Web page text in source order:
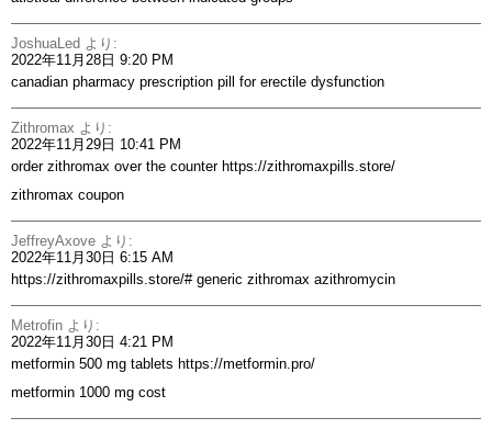
JoshuaLed より:
2022年11月28日 9:20 PM
canadian pharmacy prescription pill for erectile dysfunction
Zithromax より:
2022年11月29日 10:41 PM
order zithromax over the counter https://zithromaxpills.store/
zithromax coupon
JeffreyAxove より:
2022年11月30日 6:15 AM
https://zithromaxpills.store/#generic zithromax azithromycin
Metrofin より:
2022年11月30日 4:21 PM
metformin 500 mg tablets https://metformin.pro/
metformin 1000 mg cost